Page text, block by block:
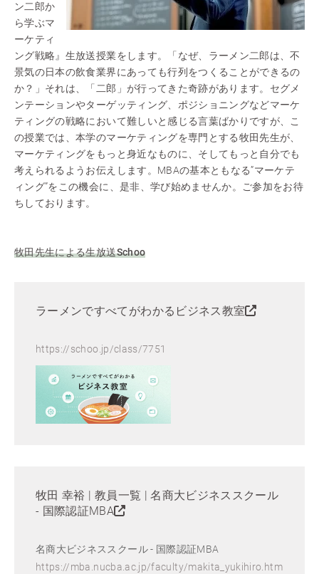
ン二郎か
ら学ぶマ
ーケティ
ング戦略』生放送授業をします。「なぜ、ラーメン二郎は、不
景気の日本の飲食業界にあっても行列をつくることができるの
か？」それは、「二郎」が行ってきた奇跡があります。セグメ
ンテーションやターゲッティング、ポジショニングなどマーケ
ティングの戦略において難しいと感じる言葉ばかりですが、こ
の授業では、本学のマーケティングを専門とする牧田先生が、
マーケティングをもっと身近なものに、そしてもっと自分でも
考えられるようお伝えします。MBAの基本ともなる”マーケテ
ィング”をこの機会に、是非、学び始めませんか。ご参加をお待
ちしております。
牧田先生による生放送Schoo
ラーメンですべてがわかるビジネス教室
https://schoo.jp/class/7751
牧田 幸裕 | 教員一覧 | 名商大ビジネススクール
- 国際認証MBA
名商大ビジネススクール - 国際認証MBA
https://mba.nucba.ac.jp/faculty/makita_yukihiro.htm